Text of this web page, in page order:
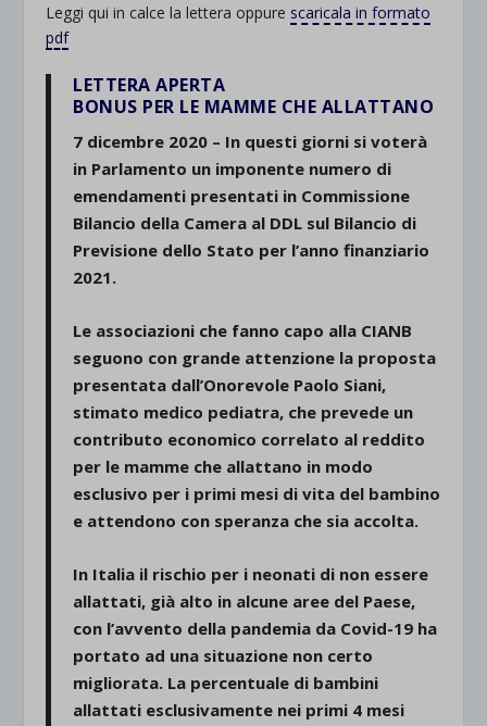
Leggi qui in calce la lettera oppure scaricala in formato
pdf
LETTERA APERTA
BONUS PER LE MAMME CHE ALLATTANO
7 dicembre 2020 – In questi giorni si voterà
in Parlamento un imponente numero di
emendamenti presentati in Commissione
Bilancio della Camera al DDL sul Bilancio di
Previsione dello Stato per l’anno finanziario
2021.
Le associazioni che fanno capo alla CIANB
seguono con grande attenzione la proposta
presentata dall’Onorevole Paolo Siani,
stimato medico pediatra, che prevede un
contributo economico correlato al reddito
per le mamme che allattano in modo
esclusivo per i primi mesi di vita del bambino
e attendono con speranza che sia accolta.
In Italia il rischio per i neonati di non essere
allattati, già alto in alcune aree del Paese,
con l’avvento della pandemia da Covid-19 ha
portato ad una situazione non certo
migliorata. La percentuale di bambini
allattati esclusivamente nei primi 4 mesi